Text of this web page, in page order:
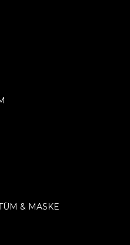
& MASKE